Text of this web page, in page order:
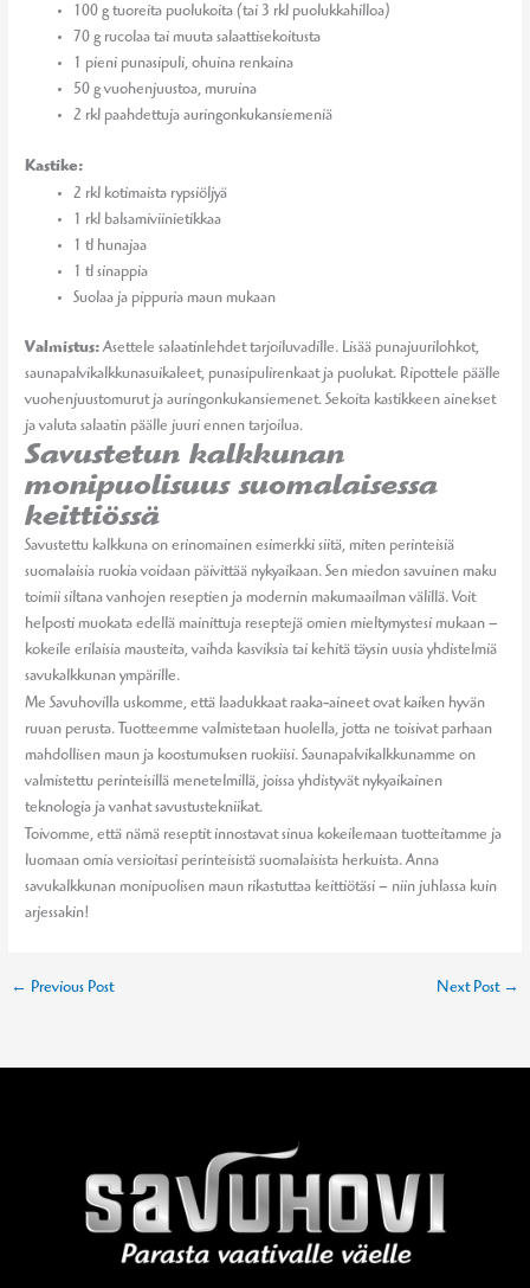
100 g tuoreita puolukoita (tai 3 rkl puolukkahilloa)
70 g rucolaa tai muuta salaattisekoitusta
1 pieni punasipuli, ohuina renkaina
50 g vuohenjuustoa, muruina
2 rkl paahdettuja auringonkukansiemeniä
Kastike:
2 rkl kotimaista rypsiöljyä
1 rkl balsamiviinietikkaa
1 tl hunajaa
1 tl sinappia
Suolaa ja pippuria maun mukaan
Valmistus:Asettele salaatinlehdet tarjoiluvadille. Lisää punajuurilohkot,
saunapalvikalkkunasuikaleet, punasipulirenkaat ja puolukat. Ripottele päälle
vuohenjuustomurut ja auringonkukansiemenet. Sekoita kastikkeen ainekset
ja valuta salaatin päälle juuri ennen tarjoilua.
Savustetun kalkkunan
monipuolisuus suomalaisessa
keittiössä
Savustettu kalkkuna on erinomainen esimerkki siitä, miten perinteisiä
suomalaisia ruokia voidaan päivittää nykyaikaan. Sen miedon savuinen maku
toimii siltana vanhojen reseptien ja modernin makumaailman välillä. Voit
helposti muokata edellä mainittuja reseptejä omien mieltymystesi mukaan –
kokeile erilaisia mausteita, vaihda kasviksia tai kehitä täysin uusia yhdistelmiä
savukalkkunan ympärille.
Me Savuhovilla uskomme, että laadukkaat raaka-aineet ovat kaiken hyvän
ruuan perusta. Tuotteemme valmistetaan huolella, jotta ne toisivat parhaan
mahdollisen maun ja koostumuksen ruokiisi. Saunapalvikalkkunamme on
valmistettu perinteisillä menetelmillä, joissa yhdistyvät nykyaikainen
teknologia ja vanhat savustustekniikat.
Toivomme, että nämä reseptit innostavat sinua kokeilemaan tuotteitamme ja
luomaan omia versioitasi perinteisistä suomalaisista herkuista. Anna
savukalkkunan monipuolisen maun rikastuttaa keittiötäsi – niin juhlassa kuin
arjessakin!
← Previous Post Next Post →